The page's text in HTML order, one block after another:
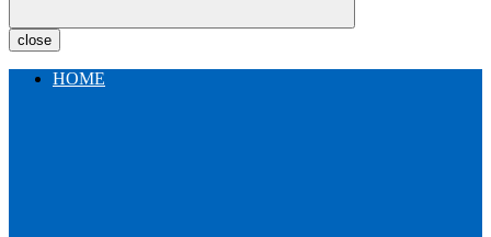
close
HOME